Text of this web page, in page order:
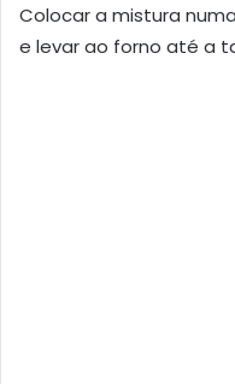
Colocar a mistura
e levar ao forno até a